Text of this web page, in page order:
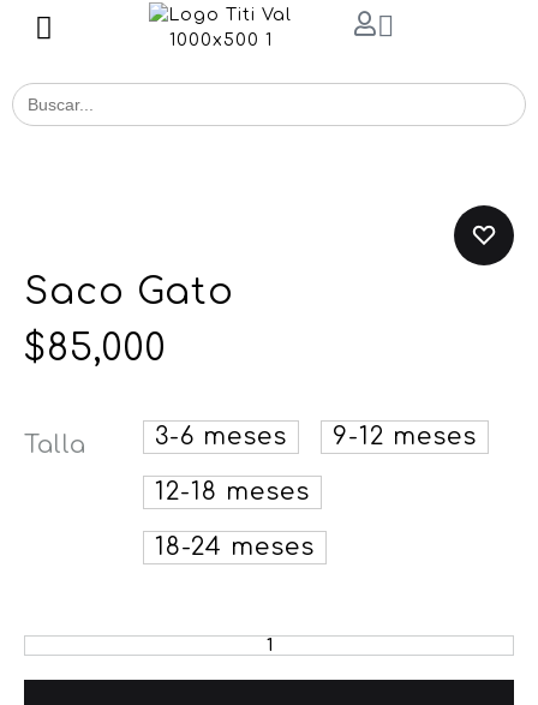
Buscar
for:
Saco Gato
$85,000
Talla 3-6 meses
9-12 meses
12-18 meses
18-24 meses